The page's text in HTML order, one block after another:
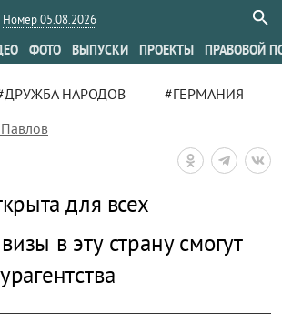
Номер 05.08.2026
ФОТО ВЫПУСКИ ПРОЕКТЫ ПРАВОВОЙ
НАРОДОВ
#ГЕРМАНИЯ
для всех
в эту страну смогут